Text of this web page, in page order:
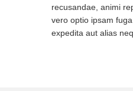
recusandae, animi
vero optio ipsam
expedita aut alias